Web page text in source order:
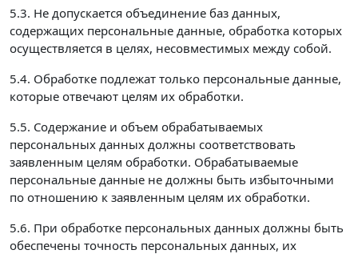
5.3. Не допускается объединение баз данных,
содержащих персональные данные, обработка которых
осуществляется в целях, несовместимых между собой.
5.4. Обработке подлежат только персональные данные,
которые отвечают целям их обработки.
5.5. Содержание и объем обрабатываемых
персональных данных должны соответствовать
заявленным целям обработки. Обрабатываемые
персональные данные не должны быть избыточными
по отношению к заявленным целям их обработки.
5.6. При обработке персональных данных должны быть
обеспечены точность персональных данных, их